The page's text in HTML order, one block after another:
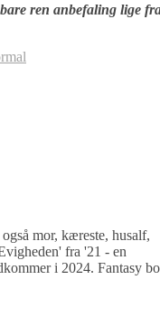
ren anbefaling lige
mor, kæreste, husalf,
fra '21 - en
i 2024. Fantasy